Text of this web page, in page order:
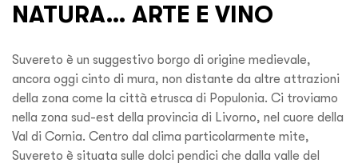
NATURA… ARTE E VINO
Suvereto è un suggestivo borgo di origine medievale,
ancora oggi cinto di mura, non distante da altre attrazioni
della zona come la città etrusca di Populonia. Ci troviamo
nella zona sud-est della provincia di Livorno, nel cuore della
Val di Cornia. Centro dal clima particolarmente mite,
Suvereto è situata sulle dolci pendici che dalla valle del